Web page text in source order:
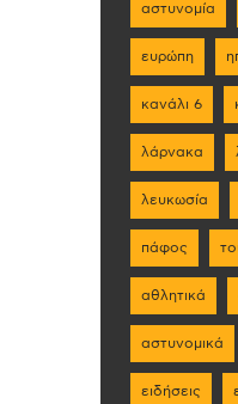
αστυνομία
ευρώπη
κανάλι 6
λάρνακα
λευκωσία
πάφος
αθλητικά
αστυνομικά
ειδήσεις